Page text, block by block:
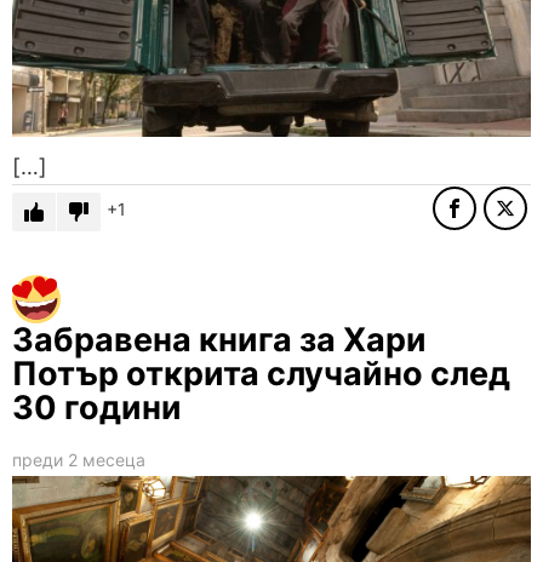
[…]
1
Забравена книга за Хари
Потър открита случайно след
30 години
преди 2 месеца